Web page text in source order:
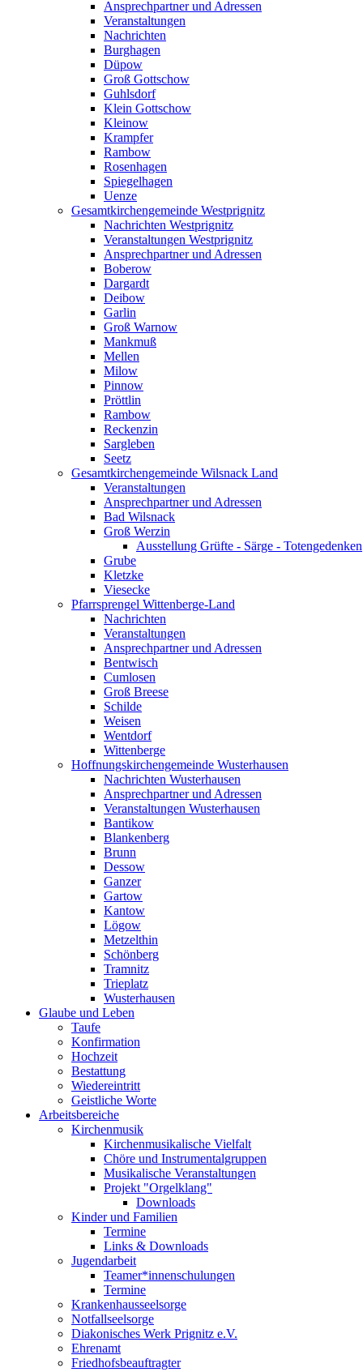
Ansprechpartner und Adressen
Veranstaltungen
Nachrichten
Burghagen
Düpow
Groß Gottschow
Guhlsdorf
Klein Gottschow
Kleinow
Krampfer
Rambow
Rosenhagen
Spiegelhagen
Uenze
Gesamtkirchengemeinde Westprignitz
Nachrichten Westprignitz
Veranstaltungen Westprignitz
Ansprechpartner und Adressen
Boberow
Dargardt
Deibow
Garlin
Groß Warnow
Mankmuß
Mellen
Milow
Pinnow
Pröttlin
Rambow
Reckenzin
Sargleben
Seetz
Gesamtkirchengemeinde Wilsnack Land
Veranstaltungen
Ansprechpartner und Adressen
Bad Wilsnack
Groß Werzin
Ausstellung Grüfte - Särge - Totengedenken
Grube
Kletzke
Viesecke
Pfarrsprengel Wittenberge-Land
Nachrichten
Veranstaltungen
Ansprechpartner und Adressen
Bentwisch
Cumlosen
Groß Breese
Schilde
Weisen
Wentdorf
Wittenberge
Hoffnungskirchengemeinde Wusterhausen
Nachrichten Wusterhausen
Ansprechpartner und Adressen
Veranstaltungen Wusterhausen
Bantikow
Blankenberg
Brunn
Dessow
Ganzer
Gartow
Kantow
Lögow
Metzelthin
Schönberg
Tramnitz
Trieplatz
Wusterhausen
Glaube und Leben
Taufe
Konfirmation
Hochzeit
Bestattung
Wiedereintritt
Geistliche Worte
Arbeitsbereiche
Kirchenmusik
Kirchenmusikalische Vielfalt
Chöre und Instrumentalgruppen
Musikalische Veranstaltungen
Projekt "Orgelklang"
Downloads
Kinder und Familien
Termine
Links & Downloads
Jugendarbeit
Teamer*innenschulungen
Termine
Krankenhausseelsorge
Notfallseelsorge
Diakonisches Werk Prignitz e.V.
Ehrenamt
Friedhofsbeauftragter